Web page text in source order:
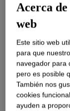
Qué es
Acerca de
web
Este sitio web
para que
navegador para
pero es posible
También nos
cookies
ayuden a